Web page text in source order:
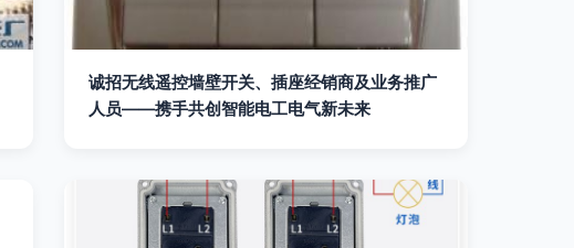
诚招无线遥控墙壁开关、插座经销商及业务推广
人员——携手共创智能电工电气新未来